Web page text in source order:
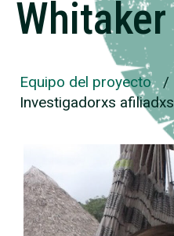
Whitaker
Equipo del proyecto/
Investigadorxs afiliadxs